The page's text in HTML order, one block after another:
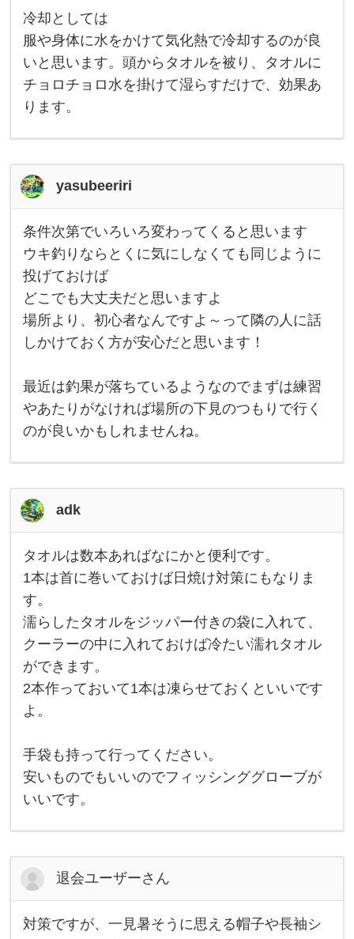
身
体
は
慣
れ
て
い
る
と
い
す
。
こ
れ
上
は
何
億
年
冷却としては
服や身体に水をかけて気化熱で冷却するのが良
いと思います。頭からタオルを被り、タオルに
チョロチョロ水を掛けて湿らすだけで、効果あ
ります。
yasubeeriri
条
件
次
第
で
い
ろ
い
ろ
変
っ
て
く
る
と
思
ま
ウ
キ
釣
り
ら
く
に
気
に
し
な
条件次第でいろいろ変わってくると思います
ウキ釣りならとくに気にしなくても同じように
投げておけば
どこでも大丈夫だと思いますよ
場所より、初心者なんですよ～って隣の人に話
しかけておく方が安心だと思います！
最近は釣果が落ちているようなのでまずは練習
やあたりがなければ場所の下見のつもりで行く
のが良いかもしれませんね。
adk
タ
オ
は
数
本
あ
れ
ば
な
に
か
と
で
す
。
本
首
巻
お
け
ば
日
タオルは数本あればなにかと便利です。
1本は首に巻いておけば日焼け対策にもなりま
す。
濡らしたタオルをジッパー付きの袋に入れて、
クーラーの中に入れておけば冷たい濡れタオル
ができます。
2本作っておいて1本は凍らせておくといいです
よ。
手袋も持って行ってください。
安いものでもいいのでフィッシンググローブが
いいです。
退会ユーザーさん
対
対策ですが、一見暑そうに思える帽子や長袖シ